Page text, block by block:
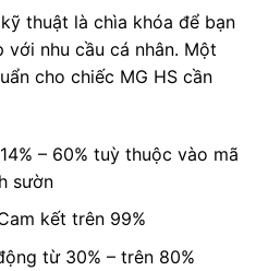
thuật là chìa khóa để bạn
với nhu cầu cá nhân. Một
cho chiếc MG HS cần
– 60% tuỳ thuộc vào mã
sườn
kết trên 99%
từ 30% – trên 80%